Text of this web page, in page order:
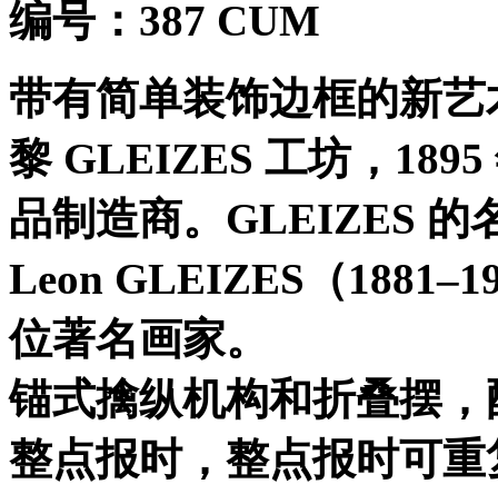
编号： 387 CUM
带有简单装饰边框的新艺
黎 GLEIZES 工坊， 1895
品制造商。 GLEIZES 的
Leon GLEIZES （
位著名画家。
锚式擒纵机构和折叠摆
整点报时，整点报时可重